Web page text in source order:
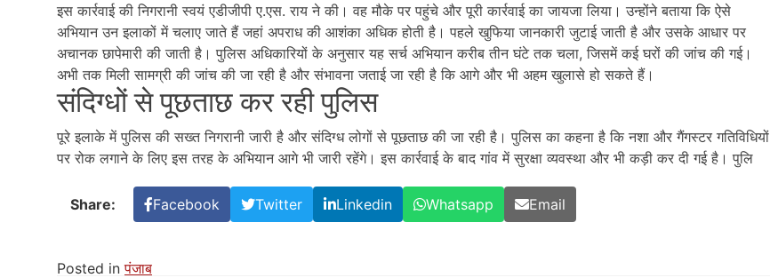
इस कार्रवाई की निगरानी स्वयं एडीजीपी ए.एस. राय ने की। वह मौके पर पहुंचे और पूरी कार्रवाई का जायजा लिया। उन्होंने बताया कि ऐसे
अभियान उन इलाकों में चलाए जाते हैं जहां अपराध की आशंका अधिक होती है। पहले खुफिया जानकारी जुटाई जाती है और उसके आधार पर
अचानक छापेमारी की जाती है। पुलिस अधिकारियों के अनुसार यह सर्च अभियान करीब तीन घंटे तक चला, जिसमें कई घरों की जांच की गई।
अभी तक मिली सामग्री की जांच की जा रही है और संभावना जताई जा रही है कि आगे और भी अहम खुलासे हो सकते हैं।
संदिग्धों से पूछताछ कर रही पुलिस
पूरे इलाके में पुलिस की सख्त निगरानी जारी है और संदिग्ध लोगों से पूछताछ की जा रही है। पुलिस का कहना है कि नशा और गैंगस्टर गतिविधियों
पर रोक लगाने के लिए इस तरह के अभियान आगे भी जारी रहेंगे। इस कार्रवाई के बाद गांव में सुरक्षा व्यवस्था और भी कड़ी कर दी गई है। पुलि
Share: Facebook Twitter Linkedin Whatsapp Email
Posted inपंजाब